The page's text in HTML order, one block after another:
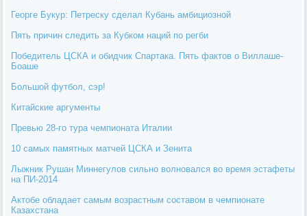
Георге Букур: Петреску сделал Кубань амбициозной
Пять причин следить за Кубком наций по регби
Победитель ЦСКА и обидчик Спартака. Пять фактов о Виллаше-
Боаше
Большой футбол, сэр!
Китайские аргументы
Превью 28-го тура чемпионата Италии
10 самых памятных матчей ЦСКА и Зенита
Лыжник Рушан Миннегулов сильно волновался во время эстафеты
на ПИ-2014
Актобе обладает самым возрастным составом в чемпионате
Казахстана